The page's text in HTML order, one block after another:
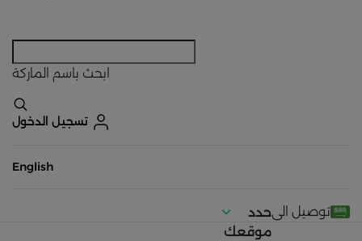
ابحث باسم الماركة
تسجيل الدخول
English
توصيل الىحدد
موقعك